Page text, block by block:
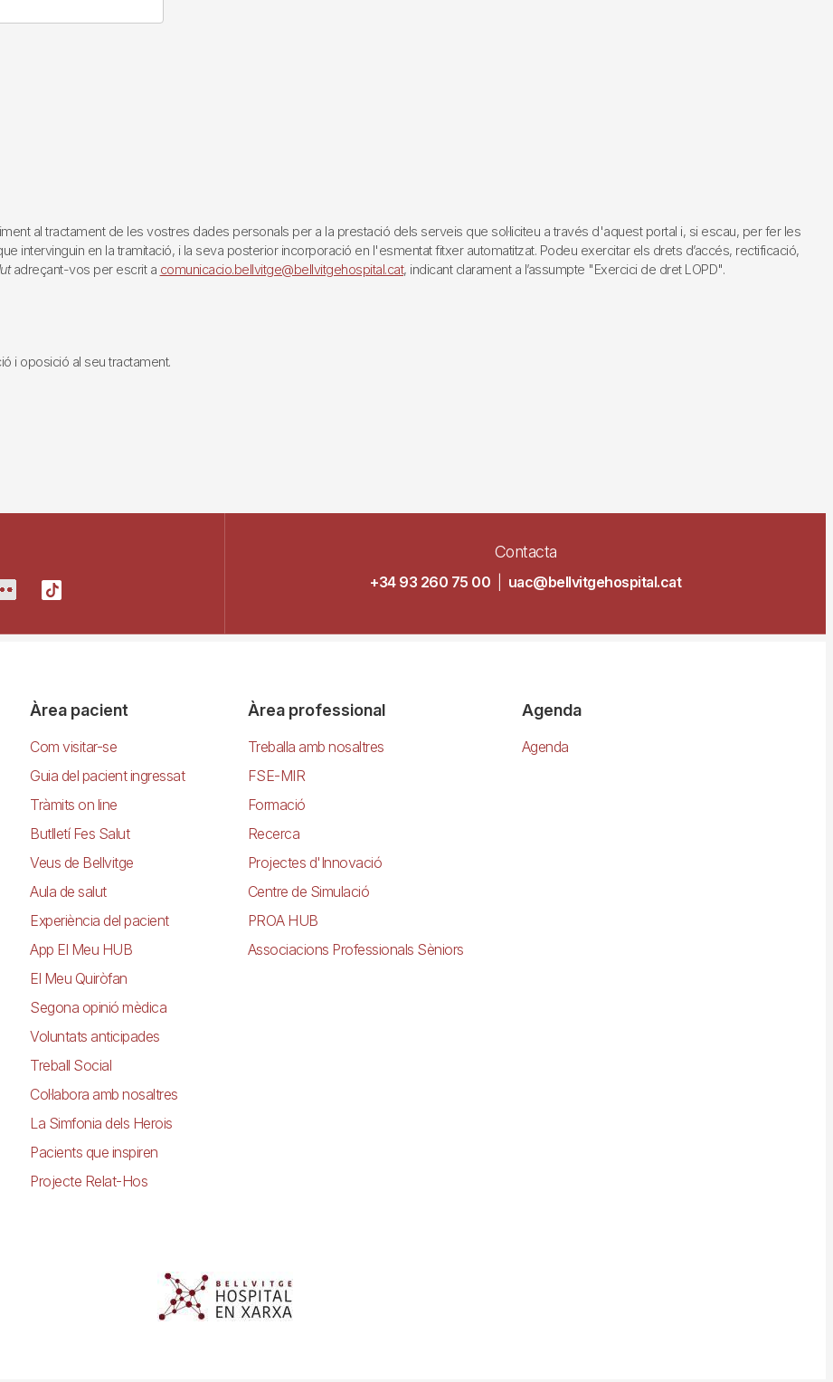
al tractament de les vostres dades personals per a la prestació dels serveis que sol·liciteu a través d'aquest portal i, si escau, per fer les
intervinguin en la tramitació, i la seva posterior incorporació en l'esmentat fitxer automatitzat. Podeu exercitar els drets d’accés, rectificació,
adreçant-vos per escrit a comunicacio.bellvitge@bellvitgehospital.cat, indicant clarament a l’assumpte "Exercici de dret LOPD".
i oposició al seu tractament.
Contacta
+34 93 260 75 00 uac@bellvitgehospital.cat
Àrea pacient
Com visitar-se
Guia del pacient ingressat
Tràmits on line
Butlletí Fes Salut
Veus de Bellvitge
Aula de salut
Experiència del pacient
App El Meu HUB
El Meu Quiròfan
Segona opinió mèdica
Voluntats anticipades
Treball Social
Col·labora amb nosaltres
La Simfonia dels Herois
Pacients que inspiren
Projecte Relat-Hos
Àrea professional
Treballa amb nosaltres
FSE-MIR
Formació
Recerca
Projectes d'Innovació
Centre de Simulació
PROA HUB
Associacions Professionals Sèniors
Agenda
Agenda